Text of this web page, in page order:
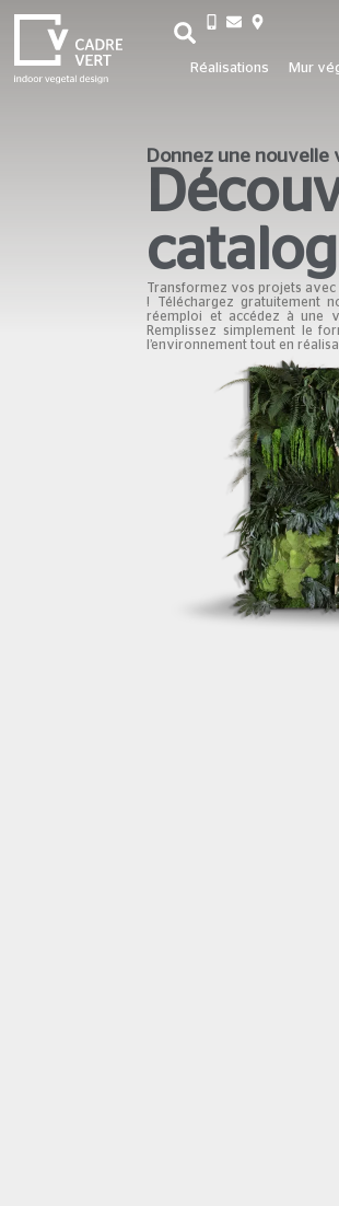
+33 3 26 06 20
Réalisations Mur
Donnez une nouvelle
Transformez vos projets
! Téléchargez gratuitement
réemploi et accédez à une
Remplissez simplement le
l’environnement tout en